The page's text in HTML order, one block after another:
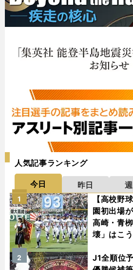
人気記事ランキング
今日 昨日
【高校野
園初出場
高崎・青
壊」はこ
1
J1全順位
2